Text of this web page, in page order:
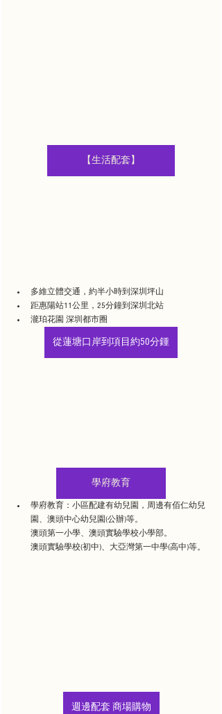
【生活配套】
多維立體交通，約半小時到深圳坪山
距惠陽站11公里，25分鐘到深圳北站
瀧珀花園 深圳都市圈
從蓮塘口岸到項目約50分鍾
學府教育
學府教育：小區配建有幼兒園，周邊有佰仁幼兒
園、澳頭中心幼兒園(公辦)等。
澳頭第一小學、澳頭實驗學校小學部。
澳頭實驗學校(初中)、大亞灣第一中學(高中)等。
週邊配套 商場購物